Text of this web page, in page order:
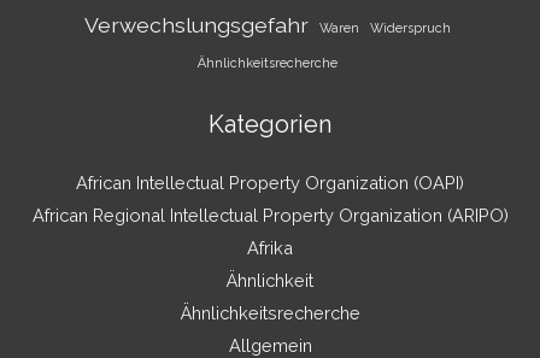
Verwechslungsgefahr Waren Widerspruch
Ähnlichkeitsrecherche
Kategorien
African Intellectual Property Organization (OAPI)
African Regional Intellectual Property Organization (ARIPO)
Afrika
Ähnlichkeit
Ähnlichkeitsrecherche
Allgemein